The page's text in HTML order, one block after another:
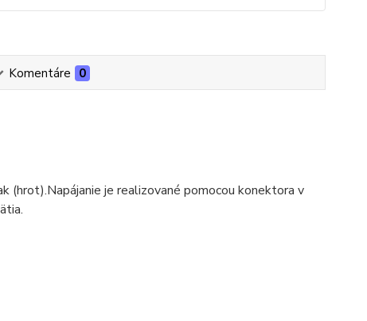
Komentáre 0
(hrot).Napájanie je realizované pomocou konektora v